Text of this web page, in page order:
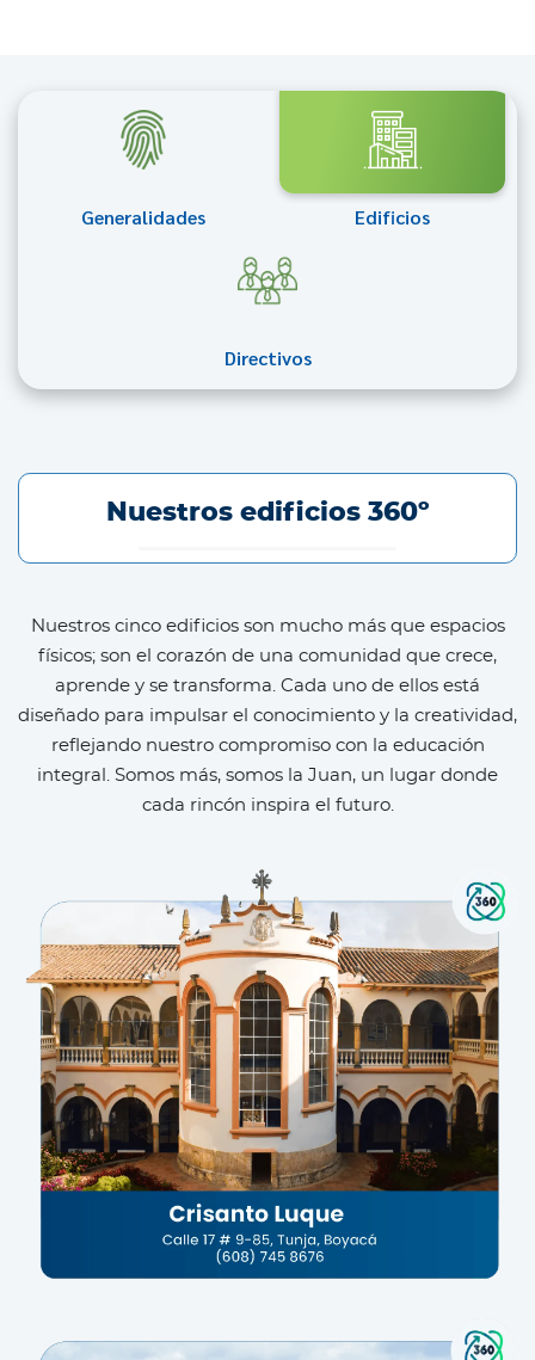
Generalidades Edificios
Directivos
Nuestros edificios 360º
Nuestros cinco edificios son mucho más que espacios
físicos; son el corazón de una comunidad que crece,
aprende y se transforma. Cada uno de ellos está
diseñado para impulsar el conocimiento y la creatividad,
reflejando nuestro compromiso con la educación
integral. Somos más, somos la Juan, un lugar donde
cada rincón inspira el futuro.